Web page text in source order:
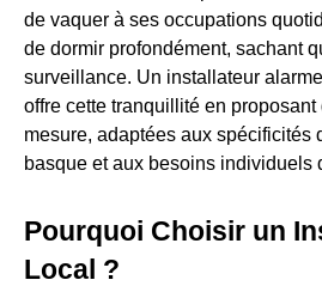
de vaquer à ses occupations
de dormir profondément, sachant
surveillance. Un installateur
offre cette tranquillité en
mesure, adaptées aux spécificités
basque et aux besoins individuels
Pourquoi Choisir un
Local ?